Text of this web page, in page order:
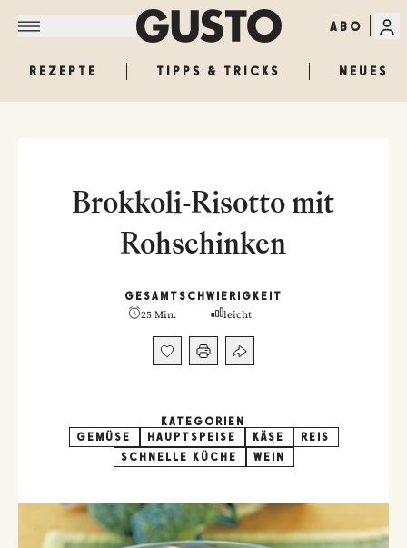
ABO
REZEPTE TIPPS & TRICKS NEUES
Brokkoli-Risotto mit
Rohschinken
GESAMT
25 Min.
SCHWIERIGKEIT
leicht
KATEGORIEN
GEMÜSE
HAUPTSPEISE KÄSE
REIS
SCHNELLE KÜCHE
WEIN